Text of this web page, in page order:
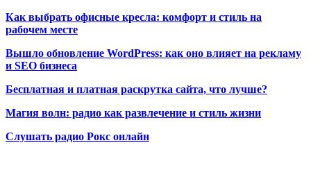
Как выбрать офисные кресла: комфорт и стиль на
рабочем месте
Вышло обновление WordPress: как оно влияет на рекламу
и SEO бизнеса
Бесплатная и платная раскрутка сайта, что лучше?
Магия волн: радио как развлечение и стиль жизни
Слушать радио Рокс онлайн